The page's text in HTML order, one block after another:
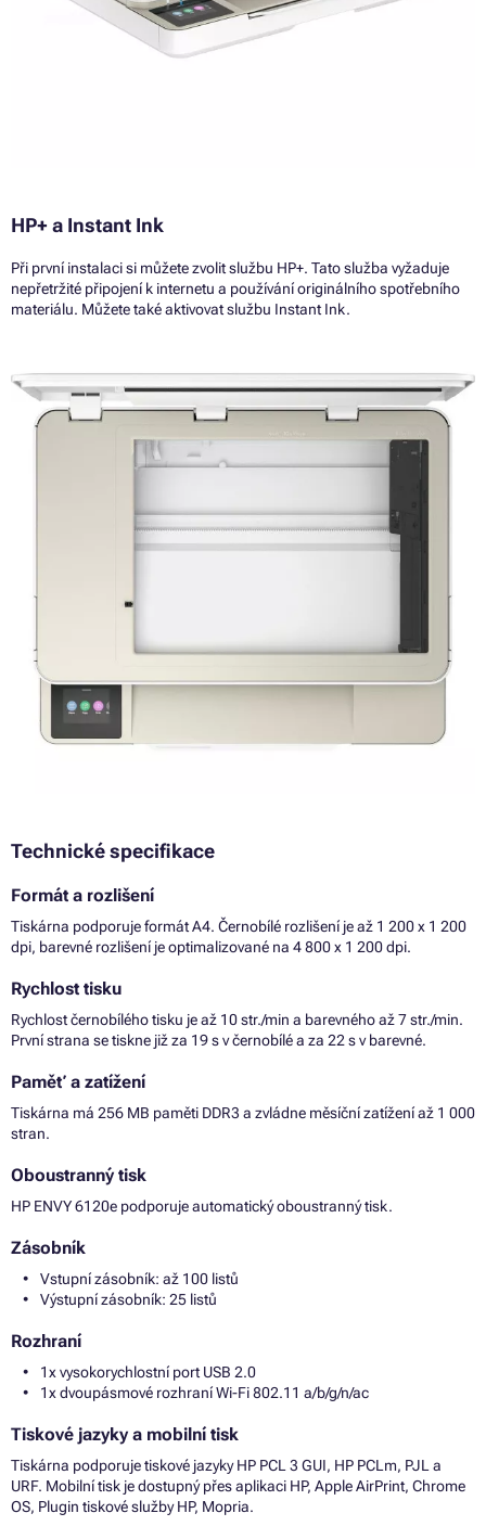
HP+ a Instant Ink
Při první instalaci si můžete zvolit službu HP+. Tato služba vyžaduje
nepřetržité připojení k internetu a používání originálního spotřebního
materiálu. Můžete také aktivovat službu Instant Ink.
Technické specifikace
Formát a rozlišení
Tiskárna podporuje formát A4. Černobílé rozlišení je až 1 200 x 1 200
dpi, barevné rozlišení je optimalizované na 4 800 x 1 200 dpi.
Rychlost tisku
Rychlost černobílého tisku je až 10 str./min a barevného až 7 str./min.
První strana se tiskne již za 19 s v černobílé a za 22 s v barevné.
Paměť a zatížení
Tiskárna má 256 MB paměti DDR3 a zvládne měsíční zatížení až 1 000
stran.
Oboustranný tisk
HP ENVY 6120e podporuje automatický oboustranný tisk.
Zásobník
Vstupní zásobník: až 100 listů
Výstupní zásobník: 25 listů
Rozhraní
1x vysokorychlostní port USB 2.0
1x dvoupásmové rozhraní Wi-Fi 802.11 a/b/g/n/ac
Tiskové jazyky a mobilní tisk
Tiskárna podporuje tiskové jazyky HP PCL 3 GUI, HP PCLm, PJL a
URF. Mobilní tisk je dostupný přes aplikaci HP, Apple AirPrint, Chrome
OS, Plugin tiskové služby HP, Mopria.